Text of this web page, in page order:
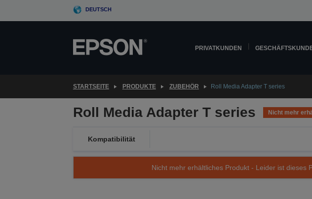
DEUTSCH
PRIVATKUNDEN
STARTSEITE PRODUKTE ZUBEHÖR Roll Media Adapter T series
Roll Media Adapter T series Nicht mehr
Kompatibilität
Nicht mehr erhältliches Produkt - Leider ist dieses